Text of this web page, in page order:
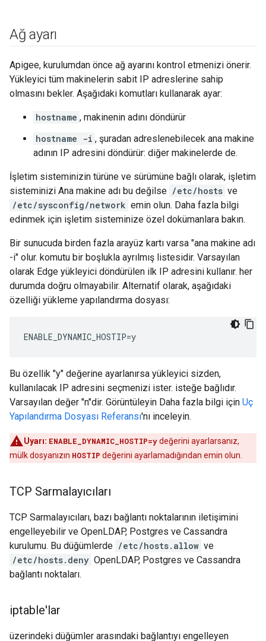
Ağ ayarı
Apigee, kurulumdan önce ağ ayarını kontrol etmenizi önerir.
Yükleyici tüm makinelerin sabit IP adreslerine sahip
olmasını bekler. Aşağıdaki komutları kullanarak ayar:
hostname , makinenin adını döndürür
hostname -i , şuradan adreslenebilecek ana makine
adının IP adresini döndürür: diğer makinelerde de.
İşletim sisteminizin türüne ve sürümüne bağlı olarak, işletim
sisteminizi Ana makine adı bu değilse /etc/hosts ve
/etc/sysconfig/network emin olun. Daha fazla bilgi
edinmek için işletim sisteminize özel dokümanlara bakın.
Bir sunucuda birden fazla arayüz kartı varsa "ana makine adı
-i" olur. komutu bir boşlukla ayrılmış listesidir. Varsayılan
olarak Edge yükleyici döndürülen ilk IP adresini kullanır. her
durumda doğru olmayabilir. Alternatif olarak, aşağıdaki
özelliği yükleme yapılandırma dosyası:
ENABLE_DYNAMIC_HOSTIP=y
Bu özellik "y" değerine ayarlanırsa yükleyici sizden,
kullanılacak IP adresini seçmenizi ister. isteğe bağlıdır.
Varsayılan değer "n"dir. Görüntüleyin Daha fazla bilgi için Uç
Yapılandırma Dosyası Referansı'nı inceleyin.
Uyarı: ENABLE_DYNAMIC_HOSTIP=ydeğerini ayarlarsanız,
mülk dosyanızın HOSTIP değerini ayarlamadığından emin olun.
TCP Sarmalayıcıları
TCP Sarmalayıcıları, bazı bağlantı noktalarının iletişimini
engelleyebilir ve OpenLDAP, Postgres ve Cassandra
kurulumu. Bu düğümlerde /etc/hosts.allow ve
/etc/hosts.deny OpenLDAP, Postgres ve Cassandra
bağlantı noktaları.
iptable'lar
üzerindeki düğümler arasındaki bağlantıyı engelleyen